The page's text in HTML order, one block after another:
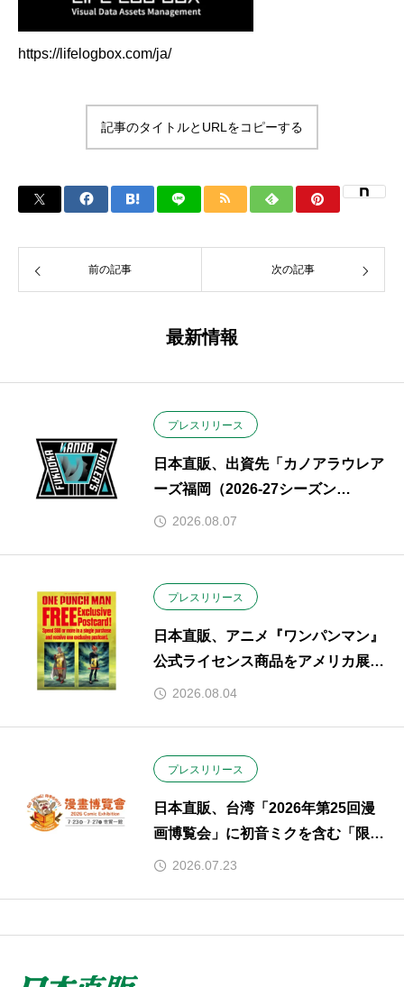
https://lifelogbox.com/ja/
記事のタイトルとURLをコピーする
前の記事 次の記事
最新情報
プレスリリース
日本直販、出資先「カノアラウレア
ーズ福岡（2026-27シーズン
SV.LEAGUE GROWTH）」とスポ
2026.08.07
プレスリリース
日本直販、アニメ『ワンパンマン』
公式ライセンス商品をアメリカ展
開。2026.08.04
プレスリリース
日本直販、台湾「2026年第25回漫
画博覧会」に初音ミクを含む「限定
ポップアップ」を展開。人気声
日〜27日）
2026.07.23